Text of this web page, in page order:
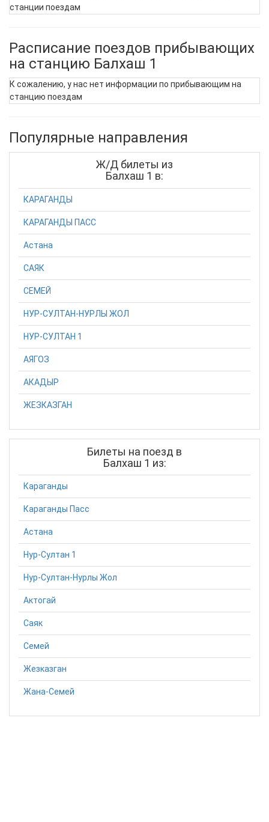
станции поездам
Расписание поездов прибывающих
на станцию Балхаш 1
К сожалению, у нас нет информации по прибывающим на
станцию поездам
Популярные направления
Ж/Д билеты из
Балхаш 1 в:
КАРАГАНДЫ
КАРАГАНДЫ ПАСС
Астана
САЯК
СЕМЕЙ
НУР-СУЛТАН-НУРЛЫ ЖОЛ
НУР-СУЛТАН 1
АЯГОЗ
АКАДЫР
ЖЕЗКАЗГАН
Билеты на поезд в
Балхаш 1 из:
Караганды
Караганды Пасс
Астана
Нур-Султан 1
Нур-Султан-Нурлы Жол
Актогай
Саяк
Семей
Жезказган
Жана-Семей